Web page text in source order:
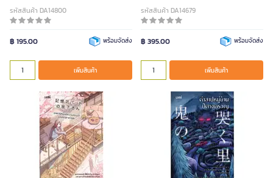
รหัสสินค้า DA14800
฿ 195.00 พร้อมจัดส่ง
เพิ่มสินค้า
รหัสสินค้า DA14679
฿ 395.00 พร้อมจัดส่ง
เพิ่มสินค้า